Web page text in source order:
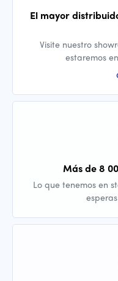
El mayor
Visite nuestro
estaremos
Más de 8
Lo que tenemos en